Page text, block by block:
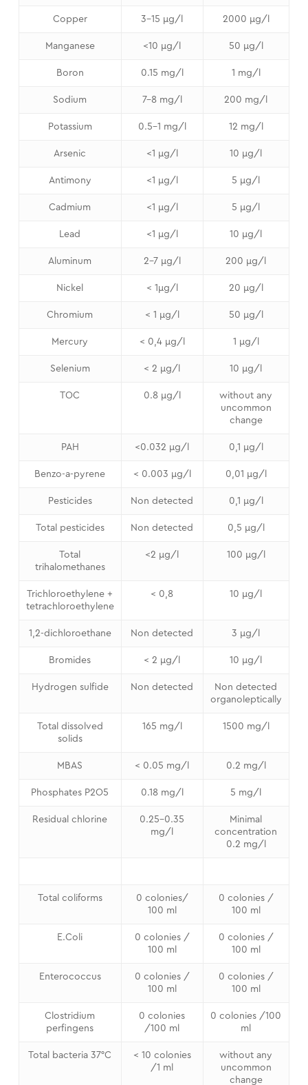
Copper 3-15 μg/l 2000 μg/l
Manganese <10 μg/l 50 μg/l
Boron 0.15 mg/l 1 mg/l
Sodium 7-8 mg/l 200 mg/l
Potassium 0.5-1 mg/l 12 mg/l
Arsenic <1 μg/l 10 μg/l
Antimony <1 μg/l 5 μg/l
Cadmium <1 μg/l 5 μg/l
Lead <1 μg/l 10 μg/l
Aluminum 2-7 μg/l 200 μg/l
Nickel < 1μg/l 20 μg/l
Chromium < 1 μg/l 50 μg/l
Mercury < 0,4 μg/l 1 μg/l
Selenium < 2 μg/l 10 μg/l
TOC 0.8 μg/l
without any
uncommon
change
PAH <0.032 μg/l 0,1 μg/l
Benzo-a-pyrene < 0.003 μg/l 0,01 μg/l
Pesticides Non detected 0,1 μg/l
Total pesticides Non detected 0,5 μg/l
Total
trihalomethanes
<2 μg/l 100 μg/l
Trichloroethylene +
tetrachloroethylene
< 0,8 10 μg/l
1,2-dichloroethane Non detected 3 μg/l
Bromides < 2 μg/l 10 μg/l
Hydrogen sulfide Non detected
Non detected
organoleptically
Total dissolved
solids
165 mg/l 1500 mg/l
MBAS < 0.05 mg/l 0.2 mg/l
Phosphates P2O5 0.18 mg/l 5 mg/l
Residual chlorine
0.25-0.35
mg/l
Minimal
concentration
0.2 mg/l
Total coliforms
0 colonies/
100 ml
0 colonies /
100 ml
E.Coli
0 colonies /
100 ml
0 colonies /
100 ml
Enterococcus
0 colonies /
100 ml
0 colonies /
100 ml
Clostridium
perfingens
0 colonies
/100 ml
0 colonies /100
ml
Total bacteria 37°C
< 10 colonies
/1 ml
without any
uncommon
change